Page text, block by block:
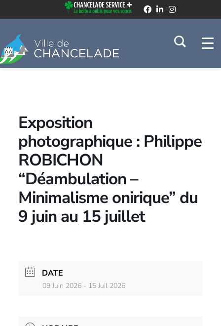
Exposition
photographique : Philippe
ROBICHON
“Déambulation –
Minimalisme onirique” du
9 juin au 15 juillet
DATE
09 Juin 2026- 15 Juil 2026